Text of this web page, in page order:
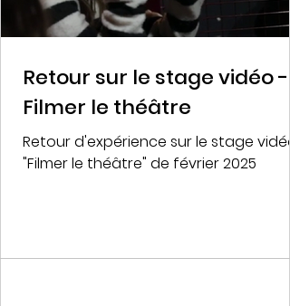
Retour sur le stage vidéo -
Filmer le théâtre
Retour d'expérience sur le stage vidéo
"Filmer le théâtre" de février 2025